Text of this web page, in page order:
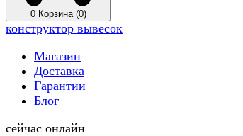
0 Корзина (0)
конструктор вывесок
Магазин
Доставка
Гарантии
Блог
сейчас онлайн